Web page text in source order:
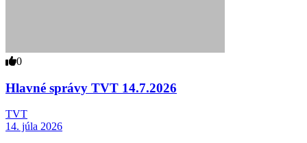
0
Hlavné správy TVT 14.7.2026
TVT
14. júla 2026